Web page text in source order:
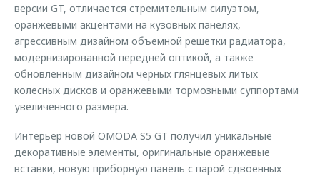
версии GT, отличается стремительным силуэтом,
оранжевыми акцентами на кузовных панелях,
агрессивным дизайном объемной решетки радиатора,
модернизированной передней оптикой, а также
обновленным дизайном черных глянцевых литых
колесных дисков и оранжевыми тормозными суппортами
увеличенного размера.
Интерьер новой OMODA S5 GT получил уникальные
декоративные элементы, оригинальные оранжевые
вставки, новую приборную панель с парой сдвоенных